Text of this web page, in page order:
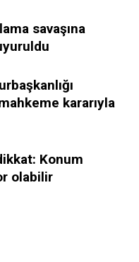
savaşına
kararıyla
Konum
olabilir